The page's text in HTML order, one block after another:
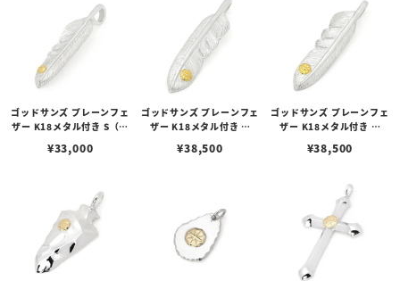
ゴッドサンズ プレーンフェ
ザー K18メタル付き S（左
¥33,000
ゴッドサンズ プレーンフェ
ザー K18メタル付き M
¥38,500
ゴッドサンズ プレーンフェ
ザー K18メタル付き M
¥38,500